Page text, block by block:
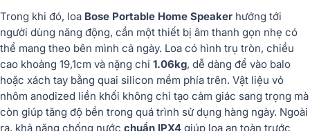
Trong khi đó, loa Bose Portable Home Speaker hướng tới
người dùng năng động, cần một thiết bị âm thanh gọn nhẹ có
thể mang theo bên mình cả ngày. Loa có hình trụ tròn, chiều
cao khoảng 19,1cm và nặng chỉ 1.06kg, dễ dàng để vào balo
hoặc xách tay bằng quai silicon mềm phía trên. Vật liệu vỏ
nhôm anodized liền khối không chỉ tạo cảm giác sang trọng mà
còn giúp tăng độ bền trong quá trình sử dụng hàng ngày. Ngoài
ra, khả năng chống nước chuẩn IPX4 giúp loa an toàn trước